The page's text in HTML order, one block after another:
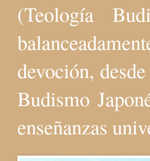
(Teología
devoción,
Budismo
enseñanzas